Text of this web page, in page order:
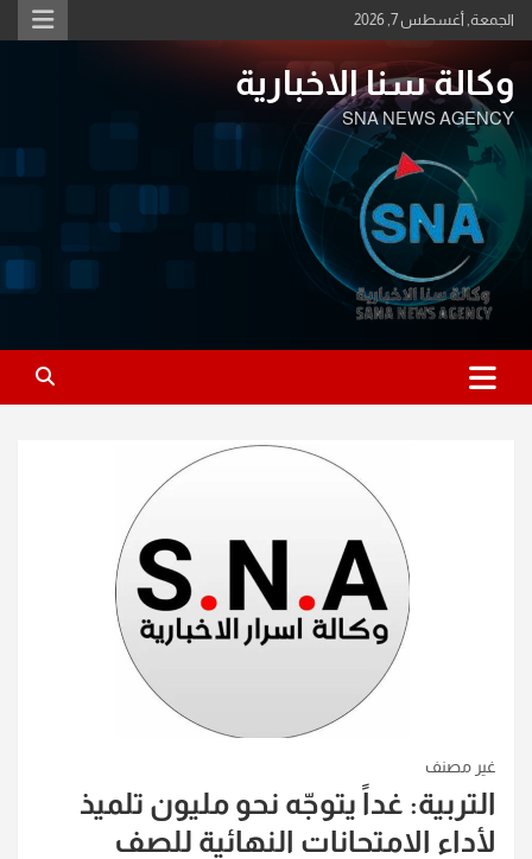
Skip
to
الجمعة, أغسطس 7, 2026
وكالة سنا الاخبارية
SNA NEWS AGENCY
غير مصنف
التربية: غداً يتوجّه نحو مليون تلميذ
لأداء الامتحانات النهائية للصف